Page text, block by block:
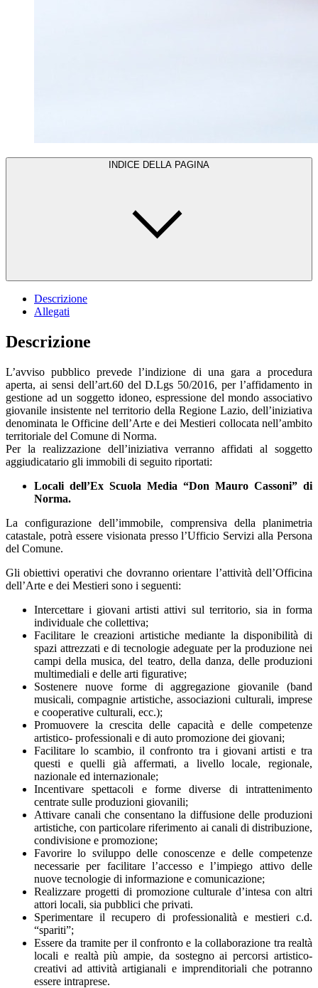
INDICE DELLA PAGINA
Descrizione
Allegati
Descrizione
L’avviso pubblico prevede l’indizione di una gara a procedura
aperta, ai sensi dell’art.60 del D.Lgs 50/2016, per l’affidamento in
gestione ad un soggetto idoneo, espressione del mondo associativo
giovanile insistente nel territorio della Regione Lazio, dell’iniziativa
denominata le Officine dell’Arte e dei Mestieri collocata nell’ambito
territoriale del Comune di Norma.
Per la realizzazione dell’iniziativa verranno affidati al soggetto
aggiudicatario gli immobili di seguito riportati:
Locali dell’Ex Scuola Media “Don Mauro Cassoni” di
Norma.
La configurazione dell’immobile, comprensiva della planimetria
catastale, potrà essere visionata presso l’Ufficio Servizi alla Persona
del Comune.
Gli obiettivi operativi che dovranno orientare l’attività dell’Officina
dell’Arte e dei Mestieri sono i seguenti:
Intercettare i giovani artisti attivi sul territorio, sia in forma
individuale che collettiva;
Facilitare le creazioni artistiche mediante la disponibilità di
spazi attrezzati e di tecnologie adeguate per la produzione nei
campi della musica, del teatro, della danza, delle produzioni
multimediali e delle arti figurative;
Sostenere nuove forme di aggregazione giovanile (band
musicali, compagnie artistiche, associazioni culturali, imprese
e cooperative culturali, ecc.);
Promuovere la crescita delle capacità e delle competenze
artistico- professionali e di auto promozione dei giovani;
Facilitare lo scambio, il confronto tra i giovani artisti e tra
questi e quelli già affermati, a livello locale, regionale,
nazionale ed internazionale;
Incentivare spettacoli e forme diverse di intrattenimento
centrate sulle produzioni giovanili;
Attivare canali che consentano la diffusione delle produzioni
artistiche, con particolare riferimento ai canali di distribuzione,
condivisione e promozione;
Favorire lo sviluppo delle conoscenze e delle competenze
necessarie per facilitare l’accesso e l’impiego attivo delle
nuove tecnologie di informazione e comunicazione;
Realizzare progetti di promozione culturale d’intesa con altri
attori locali, sia pubblici che privati.
Sperimentare il recupero di professionalità e mestieri c.d.
“spariti”;
Essere da tramite per il confronto e la collaborazione tra realtà
locali e realtà più ampie, da sostegno ai percorsi artistico-
creativi ad attività artigianali e imprenditoriali che potranno
essere intraprese.